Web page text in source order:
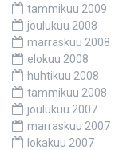
tammikuu 2009
joulukuu 2008
marraskuu 2008
elokuu 2008
huhtikuu 2008
tammikuu 2008
joulukuu 2007
marraskuu 2007
lokakuu 2007